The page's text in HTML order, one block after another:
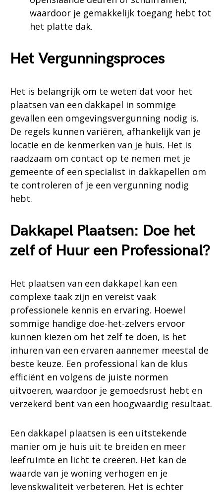
waardoor je gemakkelijk toegang hebt tot
het platte dak.
Het Vergunningsproces
Het is belangrijk om te weten dat voor het
plaatsen van een dakkapel in sommige
gevallen een omgevingsvergunning nodig is.
De regels kunnen variëren, afhankelijk van je
locatie en de kenmerken van je huis. Het is
raadzaam om contact op te nemen met je
gemeente of een specialist in dakkapellen om
te controleren of je een vergunning nodig
hebt.
Dakkapel Plaatsen: Doe het
zelf of Huur een Professional?
Het plaatsen van een dakkapel kan een
complexe taak zijn en vereist vaak
professionele kennis en ervaring. Hoewel
sommige handige doe-het-zelvers ervoor
kunnen kiezen om het zelf te doen, is het
inhuren van een ervaren aannemer meestal de
beste keuze. Een professional kan de klus
efficiënt en volgens de juiste normen
uitvoeren, waardoor je gemoedsrust hebt en
verzekerd bent van een hoogwaardig resultaat.
Een dakkapel plaatsen is een uitstekende
manier om je huis uit te breiden en meer
leefruimte en licht te creëren. Het kan de
waarde van je woning verhogen en je
levenskwaliteit verbeteren. Het is echter